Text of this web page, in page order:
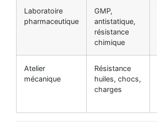
Laboratoire
pharmaceutique
GMP,
antistatique,
résistance
chimique
Atelier
mécanique
Résistance
huiles, chocs,
charges